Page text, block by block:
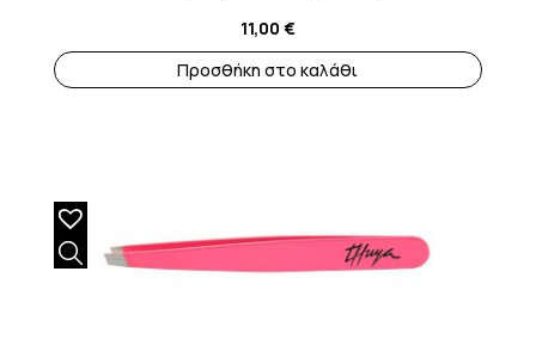
11,00 €
Προσθήκη στο καλάθι